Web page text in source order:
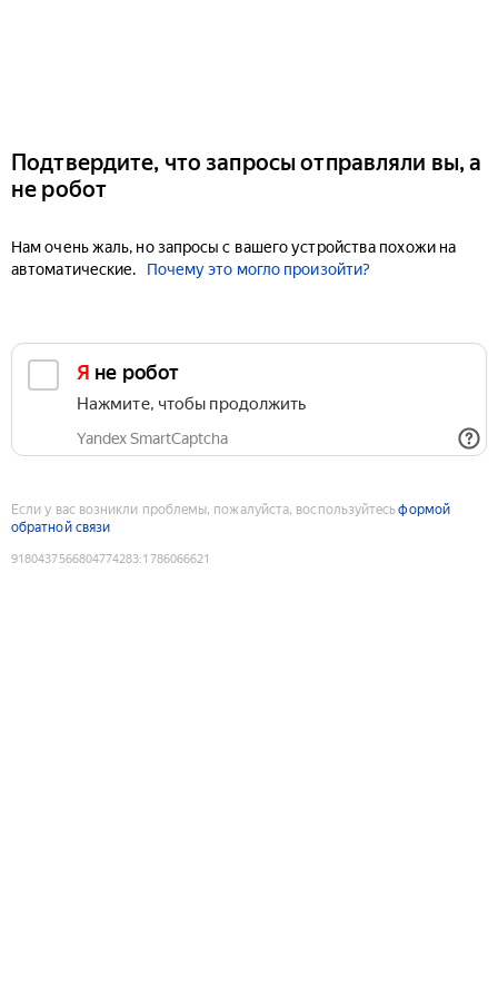
Подтвердите, что запросы отправляли вы, а
не робот
Нам очень жаль, но запросы с вашего устройства похожи на
автоматические.
Почему это могло произойти?
Я не робот
Нажмите, чтобы продолжить
Yandex SmartCaptcha
Если у вас возникли проблемы, пожалуйста, воспользуйтесьформой
обратной связи
9180437566804774283:1786066621